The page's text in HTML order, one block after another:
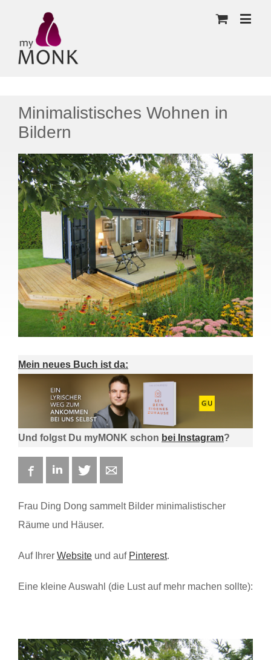
Minimalistisches Wohnen in
Bildern
Mein neues Buch ist da:
Und folgst Du myMONK schon bei Instagram?
FacebookLinkedIn Twitter
Frau Ding Dong sammelt Bilder minimalistischer
Räume und Häuser.
Auf Ihrer Website und auf Pinterest.
Eine kleine Auswahl (die Lust auf mehr machen sollte):